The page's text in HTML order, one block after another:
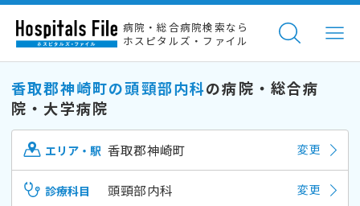
病院・総合病院検索なら
ホスピタルズ・ファイル
香取郡神崎町の頭頸部内科の病院・総合病
院・大学病院
エリア・駅 香取郡神崎町 変更
診療科目 頭頸部内科 変更